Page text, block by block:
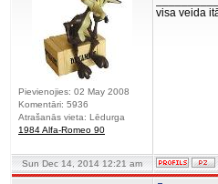
Pievienojies: 02 May 2008
Komentāri: 5936
Atrašanās vieta: Lēdurga
1984 Alfa-Romeo 90
visa veida
Sun Dec 14, 2014 12:21 am